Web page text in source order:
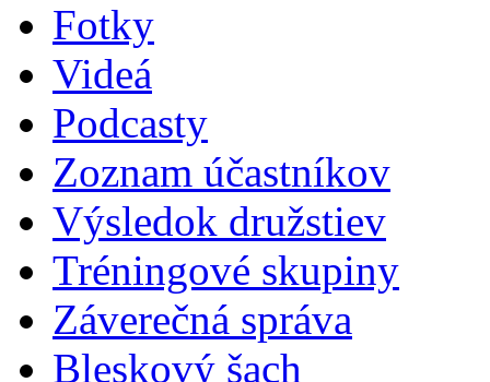
Fotky
Videá
Podcasty
Zoznam účastníkov
Výsledok družstiev
Tréningové skupiny
Záverečná správa
Bleskový šach